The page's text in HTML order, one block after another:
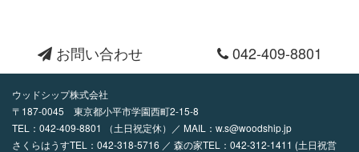
お問い合わせ 042-409-8801
ウッドシップ株式会社
〒187-0045 東京都小平市学園西町2-15-8
TEL： 042-409-8801 （土日祝定休）／ MAIL： w.s@woodship.jp
さくらはうすTEL：042-318-5716 ／ 森の家TEL：042-312-1411 (土日祝営